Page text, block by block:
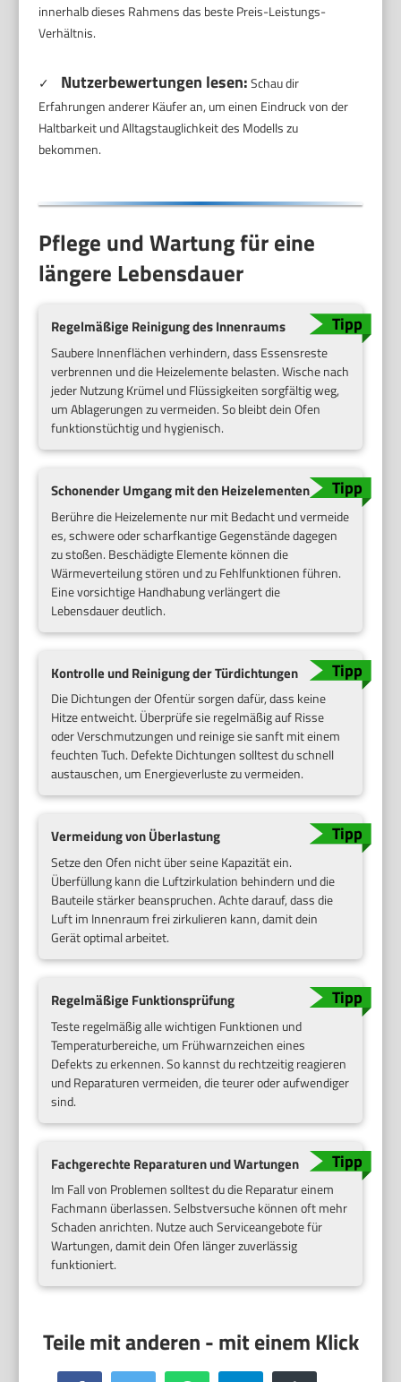
innerhalb dieses Rahmens das beste Preis-Leistungs-
Verhältnis.
✓ Nutzerbewertungen lesen:Schau dir
Erfahrungen anderer Käufer an, um einen Eindruck von der
Haltbarkeit und Alltagstauglichkeit des Modells zu
bekommen.
Pflege und Wartung für eine
längere Lebensdauer
Regelmäßige Reinigung des Innenraums
Saubere Innenflächen verhindern, dass Essensreste
verbrennen und die Heizelemente belasten. Wische nach
jeder Nutzung Krümel und Flüssigkeiten sorgfältig weg,
um Ablagerungen zu vermeiden. So bleibt dein Ofen
funktionstüchtig und hygienisch.
Schonender Umgang mit den Heizelementen
Berühre die Heizelemente nur mit Bedacht und vermeide
es, schwere oder scharfkantige Gegenstände dagegen
zu stoßen. Beschädigte Elemente können die
Wärmeverteilung stören und zu Fehlfunktionen führen.
Eine vorsichtige Handhabung verlängert die
Lebensdauer deutlich.
Kontrolle und Reinigung der Türdichtungen
Die Dichtungen der Ofentür sorgen dafür, dass keine
Hitze entweicht. Überprüfe sie regelmäßig auf Risse
oder Verschmutzungen und reinige sie sanft mit einem
feuchten Tuch. Defekte Dichtungen solltest du schnell
austauschen, um Energieverluste zu vermeiden.
Vermeidung von Überlastung
Setze den Ofen nicht über seine Kapazität ein.
Überfüllung kann die Luftzirkulation behindern und die
Bauteile stärker beanspruchen. Achte darauf, dass die
Luft im Innenraum frei zirkulieren kann, damit dein
Gerät optimal arbeitet.
Regelmäßige Funktionsprüfung
Teste regelmäßig alle wichtigen Funktionen und
Temperaturbereiche, um Frühwarnzeichen eines
Defekts zu erkennen. So kannst du rechtzeitig reagieren
und Reparaturen vermeiden, die teurer oder aufwendiger
sind.
Fachgerechte Reparaturen und Wartungen
Im Fall von Problemen solltest du die Reparatur einem
Fachmann überlassen. Selbstversuche können oft mehr
Schaden anrichten. Nutze auch Serviceangebote für
Wartungen, damit dein Ofen länger zuverlässig
funktioniert.